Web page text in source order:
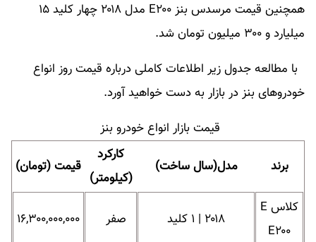
همچنین قیمت مرسدس بنز E۲۰۰ مدل ۲۰۱۸ چهار کلید ۱۵
میلیارد و ۳۰۰ میلیون تومان شد.
با مطالعه جدول زیر اطلاعات کاملی درباره قیمت روز انواع
خودروهای بنز در بازار به دست خواهید آورد.​
قیمت بازار انواع خودرو بنز
برند مدل(سال ساخت)
کارکرد
(کیلومتر)
قیمت (تومان)
کلاس E
E۲۰۰
۲۰۱۸ | ۱ کلید صفر ۱۶,۳۰۰,۰۰۰,۰۰۰